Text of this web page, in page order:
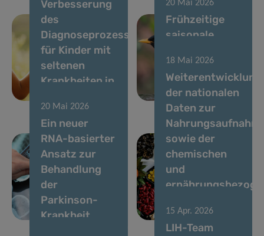
Verbesserung
des
Diagnoseprozesses
für Kinder mit
seltenen
Krankheiten in
20 Mai 2026
Frühzeitige
saisonale
des Usutu-
Virus im April
2026
20 Mai 2026
Ein neuer
RNA-basierter
Ansatz zur
Behandlung
der
Parkinson-
Krankheit
18 Mai 2026
Weiterentwicklung
der nationalen
Daten zur
sowie der
chemischen
und
in Luxemburg
15 Apr. 2026
LIH-Team